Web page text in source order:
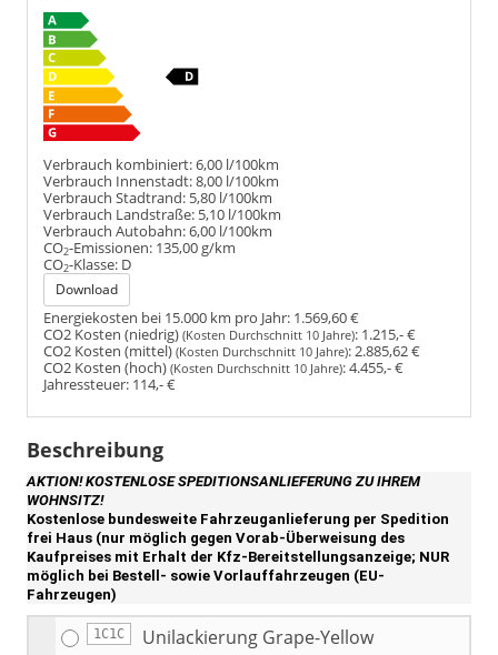
Verbrauch kombiniert:6,00 l/100km
Verbrauch Innenstadt:8,00 l/100km
Verbrauch Stadtrand: 5,80 l/100km
Verbrauch Landstraße: 5,10 l/100km
Verbrauch Autobahn:6,00 l/100km
CO2-Emissionen: 135,00 g/km
CO2-Klasse: D
Download
Energiekosten bei 15.000 km pro Jahr: 1.569,60 €
CO2 Kosten (niedrig) (Kosten Durchschnitt 10 Jahre): 1.215,- €
CO2 Kosten (mittel) (Kosten Durchschnitt 10 Jahre):2.885,62 €
CO2 Kosten (hoch) (Kosten Durchschnitt 10 Jahre):4.455,- €
Jahressteuer: 114,- €
Beschreibung
AKTION! KOSTENLOSE SPEDITIONSANLIEFERUNG ZU IHREM
WOHNSITZ!
Kostenlose bundesweite Fahrzeuganlieferung per Spedition
frei Haus (nur möglich gegen Vorab-Überweisung des
Kaufpreises mit Erhalt der Kfz-Bereitstellungsanzeige; NUR
möglich bei Bestell- sowie Vorlauffahrzeugen (EU-
Fahrzeugen)
1C1C Unilackierung Grape-Yellow